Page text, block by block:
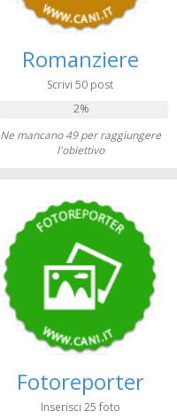
Romanziere
Scrivi 50 post
2%
Ne mancano 49 per raggiungere
l'obiettivo
Fotoreporter
Inserisci 25 foto